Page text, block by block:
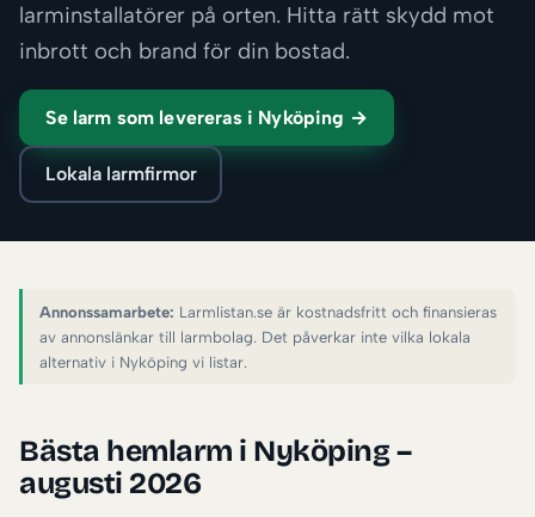
larminstallatörer på orten. Hitta rätt skydd mot
inbrott och brand för din bostad.
Se larm som levereras i Nyköping →
Lokala larmfirmor
Annonssamarbete: Larmlistan.se är kostnadsfritt och finansieras
av annonslänkar till larmbolag. Det påverkar inte vilka lokala
alternativ i Nyköping vi listar.
Bästa hemlarm i Nyköping –
augusti 2026